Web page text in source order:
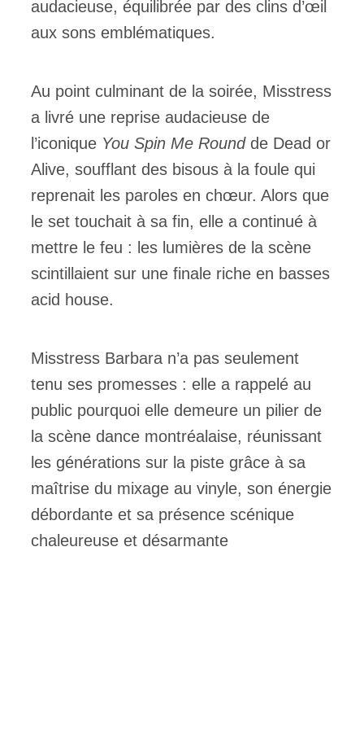
audacieuse, équilibrée par des clins d’œil
aux sons emblématiques.
Au point culminant de la soirée, Misstress
a livré une reprise audacieuse de
l’iconique You Spin Me Roundde Dead or
Alive, soufflant des bisous à la foule qui
reprenait les paroles en chœur. Alors que
le set touchait à sa fin, elle a continué à
mettre le feu : les lumières de la scène
scintillaient sur une finale riche en basses
acid house.
Misstress Barbara n’a pas seulement
tenu ses promesses : elle a rappelé au
public pourquoi elle demeure un pilier de
la scène dance montréalaise, réunissant
les générations sur la piste grâce à sa
maîtrise du mixage au vinyle, son énergie
débordante et sa présence scénique
chaleureuse et désarmante